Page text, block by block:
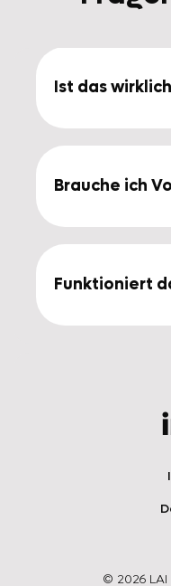
Ist das
Brauche ich
Funktioniert
© 2026